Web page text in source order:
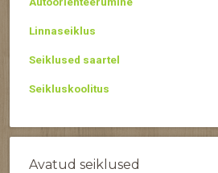
Linnaseiklus
Seiklused saartel
Seikluskoolitus
Avatud seiklused